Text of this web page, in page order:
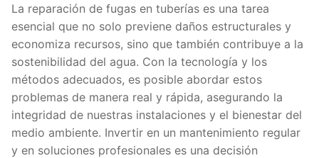
La reparación de fugas en tuberías es una tarea
esencial que no solo previene daños estructurales y
economiza recursos, sino que también contribuye a la
sostenibilidad del agua. Con la tecnología y los
métodos adecuados, es posible abordar estos
problemas de manera real y rápida, asegurando la
integridad de nuestras instalaciones y el bienestar del
medio ambiente. Invertir en un mantenimiento regular
y en soluciones profesionales es una decisión